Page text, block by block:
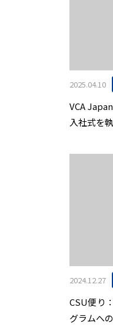
2025.04.10
VCA
入社式を
2024.12.27
CSU便り
グラムへ